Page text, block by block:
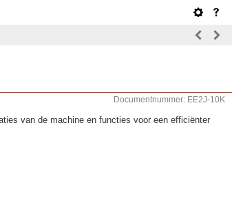
Documentnummer: EE2J-10K
van de machine en functies voor een efficiënter